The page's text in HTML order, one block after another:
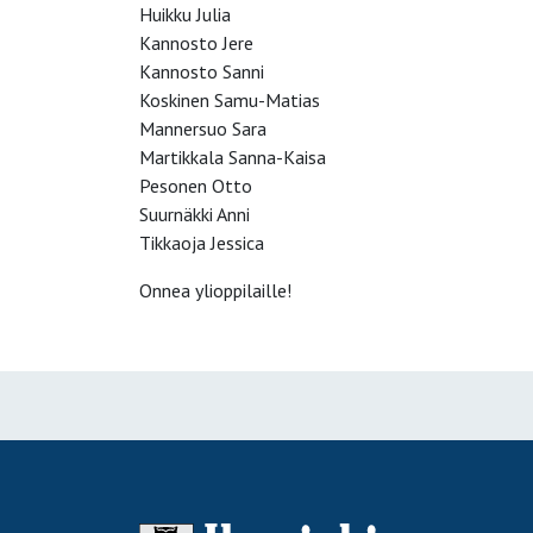
Huikku Julia
Kannosto Jere
Kannosto Sanni
Koskinen Samu-Matias
Mannersuo Sara
Martikkala Sanna-Kaisa
Pesonen Otto
Suurnäkki Anni
Tikkaoja Jessica
Onnea ylioppilaille!